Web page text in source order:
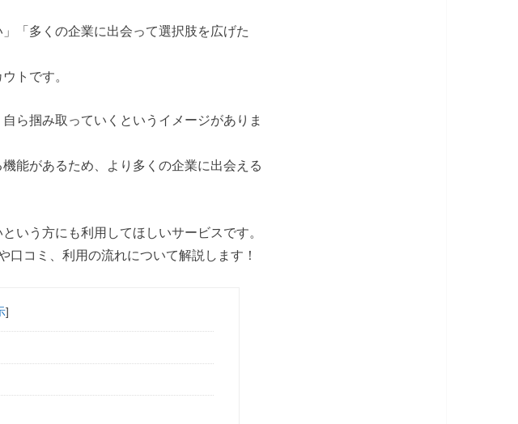
「多くの企業に出会って選択肢を広げた
トです。
ら掴み取っていくというイメージがありま
能があるため、より多くの企業に出会える
いう方にも利用してほしいサービスです。
コミ、利用の流れについて解説します！
]